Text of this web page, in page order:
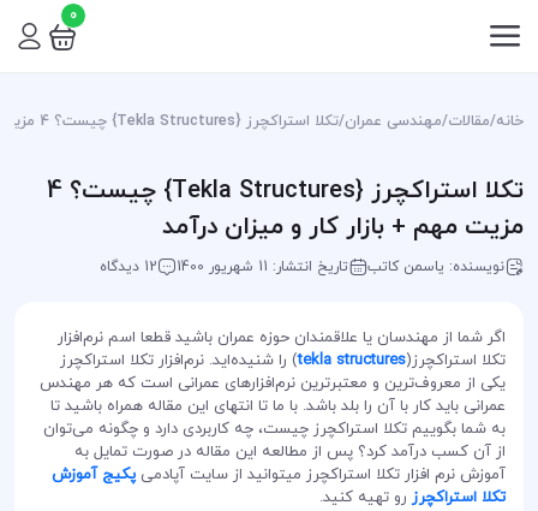
0
خانه/مقالات/مهندسی عمران/تکلا استراکچرز {Tekla Structures} چیست؟ 4 مزیت مهم + بازار کار و میزان درآمد
تکلا استراکچرز {Tekla Structures} چیست؟ 4
مزیت مهم + بازار کار و میزان درآمد
نویسنده: یاسمن کاتب تاریخ انتشار: 11 شهریور 1400 12 دیدگاه
اگر شما از مهندسان یا علاقمندان حوزه عمران باشید قطعا اسم نرم‌افزار
تکلا استراکچرز(tekla structures) را شنیده‌اید. نرم‌افزار تکلا استراکچرز
یکی از معروف‌ترین و معتبر‌ترین نرم‌افزار‌های عمرانی است که هر مهندس
عمرانی باید کار با آن را بلد باشد. با ما تا انتهای این مقاله همراه باشید تا
به شما بگوییم تکلا استراکچرز چیست، چه کاربردی دارد و چگونه می‌توان
از آن کسب درآمد کرد؟ پس از مطالعه این مقاله در صورت تمایل به
آموزش نرم افزار تکلا استراکچرز میتوانید از سایت آپادمیپکیج آموزش
تکلا استراکچرز رو تهیه کنید.